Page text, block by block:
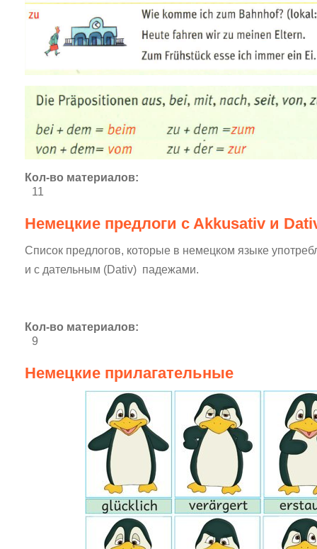
Кол-во материалов:
11
Немецкие предлоги c Akkusativ и
Список предлогов, которые в немецком языке
и с дательным (Dativ) падежами.
Кол-во материалов:
9
Немецкие прилагательные